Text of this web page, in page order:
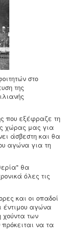
στο
της
που εξέφραζε τη
χώρας μας για
άσβεστη και θα
αγώνα για τη
θα
όλες τις
και οι οπαδοί
έντιμου αγώνα
χούντα των
να τα